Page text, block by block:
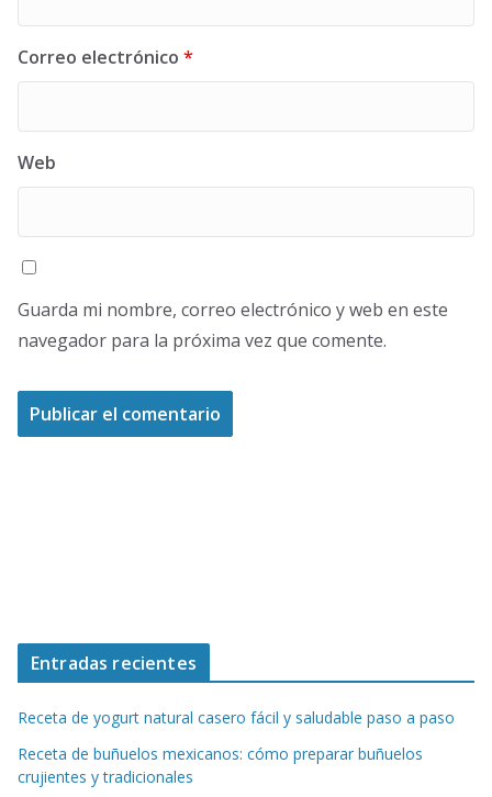
Correo electrónico *
Web
Guarda mi nombre, correo electrónico y web en este
navegador para la próxima vez que comente.
Entradas recientes
Receta de yogurt natural casero fácil y saludable paso a paso
Receta de buñuelos mexicanos: cómo preparar buñuelos
crujientes y tradicionales